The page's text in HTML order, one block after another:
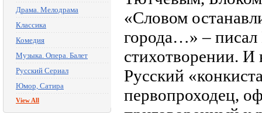
Драма. Мелодрама
Классика
Комедия
Музыка. Опера. Балет
Русский Сериал
Юмор, Сатира
View All
«Словом
города…» –
стихотворении. И
Русский
первопроходец,